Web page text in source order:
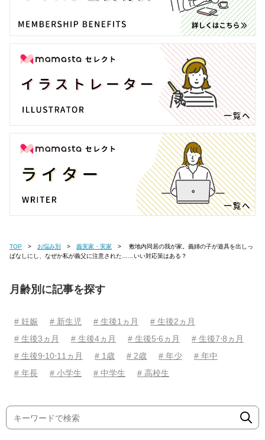
TOP お悩み別 義実家・実家
ぱなしにし、なぜか私が義父に注意された……いい対応策はある？
月齢別に記事を探す
# 妊娠 # 新生児 # 生後1ヵ月
# 生後2ヵ月
# 生後3ヵ月
# 生後4ヵ月 # 生後5⋅6ヵ月
# 生後7⋅8ヵ月
# 生後9⋅10⋅11ヵ月
# 1歳 # 2歳 # 年少
# 年中
# 年長
# 小学生 # 中学生 # 高校生